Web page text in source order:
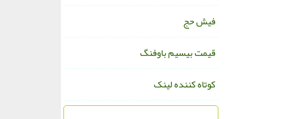
فیش حج
قیمت بیسیم باوفنگ
کوتاه کننده لینک